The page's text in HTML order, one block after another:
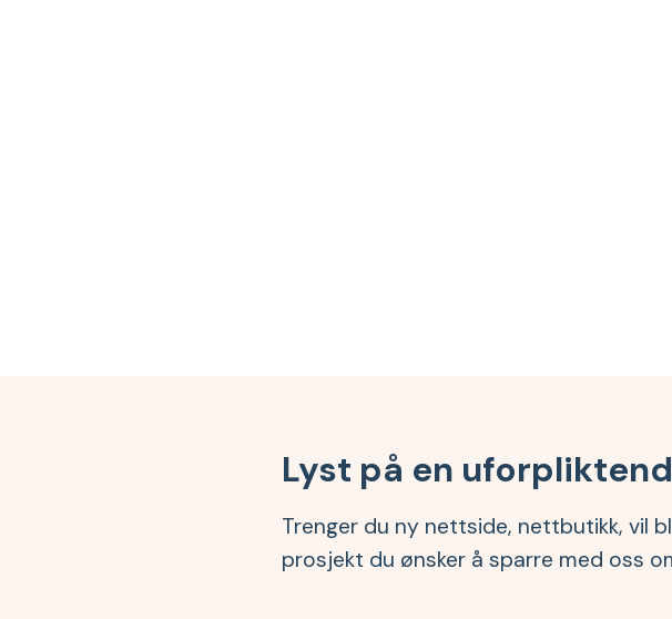
Lyst på en
Trenger du ny nettside, nettbutikk, vil
prosjekt du ønsker å sparre med oss